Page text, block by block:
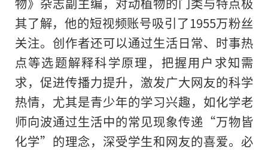
其了解，他的短视频账号吸引了1955万粉丝
关注。创作者还可以通过生活日常、时事热
点等选题解释科学原理，把握用户求知需
求，促进传播力提升，激发广大网友的科学
热情，尤其是青少年的学习兴趣，如化学老
师向波通过生活中的常见现象传递“万物皆
化学”的理念，深受学生和网友的喜爱。必